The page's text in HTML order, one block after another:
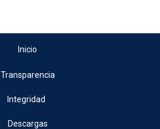
Inicio
Transparencia
Integridad
Descargas